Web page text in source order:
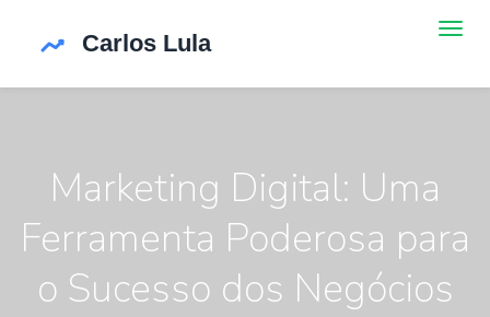
Marketing Digital: Uma
Ferramenta Poderosa para
o Sucesso dos Negócios